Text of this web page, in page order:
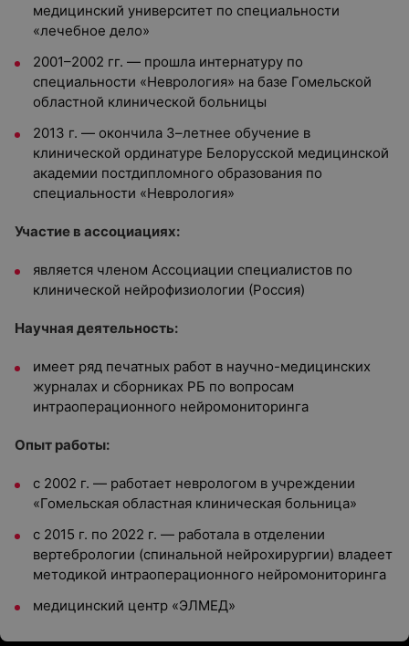
медицинский университет по специальности
«лечебное дело»
2001–2002 гг. — прошла интернатуру по
специальности «Неврология» на базе Гомельской
областной клинической больницы
2013 г. — окончила 3–летнее обучение в
клинической ординатуре Белорусской медицинской
академии постдипломного образования по
специальности «Неврология»
Участие в ассоциациях:
является членом Ассоциации специалистов по
клинической нейрофизиологии (Россия)
Научная деятельность:
имеет ряд печатных работ в научно-медицинских
журналах и сборниках РБ по вопросам
интраоперационного нейромониторинга
Опыт работы:
с 2002 г. — работает неврологом в учреждении
«Гомельская областная клиническая больница»
с 2015 г. по 2022 г. — работала в отделении
вертебрологии (спинальной нейрохирургии) владеет
методикой интраоперационного нейромониторинга
медицинский центр «ЭЛМЕД»